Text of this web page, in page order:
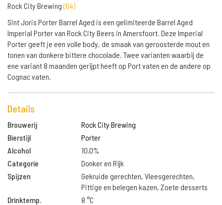
Rock City Brewing(64)
Sint Joris Porter Barrel Aged is een gelimiteerde Barrel Aged
Imperial Porter van Rock City Beers in Amersfoort. Deze Imperial
Porter geeft je een volle body, de smaak van geroosterde mout en
tonen van donkere bittere chocolade. Twee varianten waarbij de
ene variant 8 maanden gerijpt heeft op Port vaten en de andere op
Cognac vaten.
Details
Brouwerij
Rock City Brewing
Bierstijl
Porter
Alcohol
10.0%
Categorie
Donker en Rijk
Spijzen
Gekruide gerechten, Vleesgerechten,
Pittige en belegen kazen, Zoete desserts
Drinktemp.
8 °C